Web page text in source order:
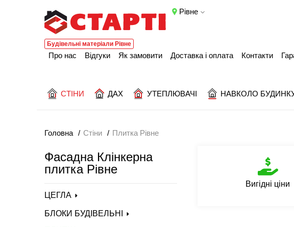
Рівне
Будівельні матеріали Рівне
СТІНИ ДАХ УТЕПЛЮВАЧІ НАВКОЛО
Про нас Відгуки Як замовити Доставка і оплата Контакти
Головна Стіни Плитка Рівне
Фасадна Клінкерна
плитка Рівне
ЦЕГЛА
БЛОКИ БУДІВЕЛЬНІ
Вигідні ціни